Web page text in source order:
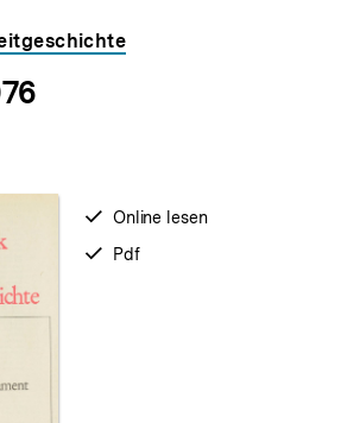
verfügbar
Online lesen
verfügbar
Pdf